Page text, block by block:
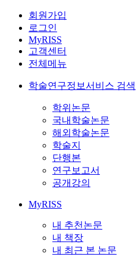
회원가입
로그인
MyRISS
고객센터
전체메뉴
학술연구정보서비스 검색
학위논문
국내학술논문
해외학술논문
학술지
단행본
연구보고서
공개강의
MyRISS
내 추천논문
내 책장
내 최근 본 논문